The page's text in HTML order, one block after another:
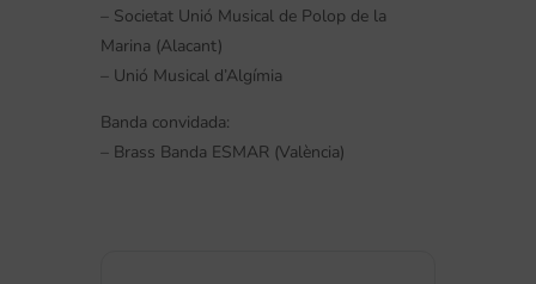
– Societat Unió Musical de Polop de la
Marina (Alacant)
– Unió Musical d’Algímia
Banda convidada:
– Brass Banda ESMAR (València)